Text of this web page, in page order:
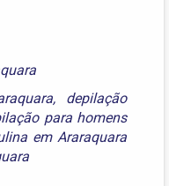
, depilação
para homens
em Araraquara